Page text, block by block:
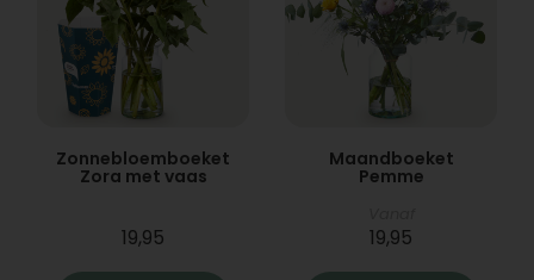
Zonnebloemboeket
Zora met vaas
19,95
Maandboeket
Pemme
19,95